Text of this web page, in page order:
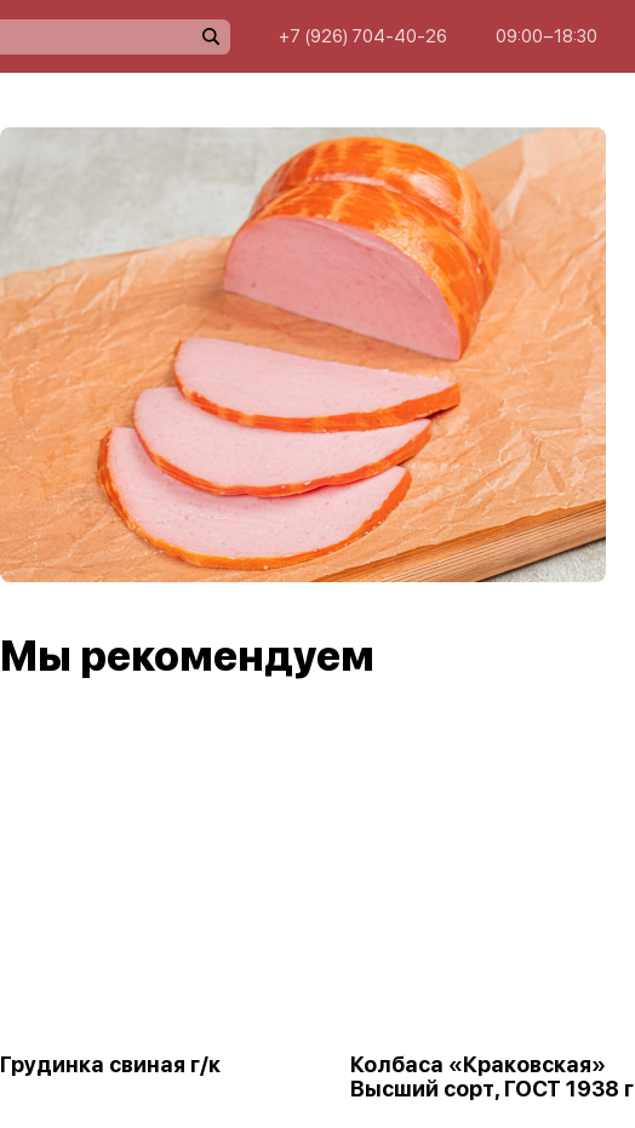
+7 (926) 704-40-26 09:00−18:30
Мы рекомендуем
Грудинка свиная г/к
Колбаса «Краковская»
Высший сорт, ГОСТ 1938 г